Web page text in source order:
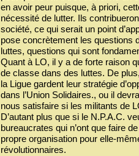
en avoir peur puisque, à priori,
nécessité de lutter. Ils
société, ce qui serait un point
pose concrètement les questions
luttes, questions qui sont
Quant à LO, il y a de forte raison
de classe dans des luttes. De
la Ligue gardent leur stratégie
dans l’Union Solidaires., ou il
nous satisfaire si les militants de
D’autant plus que si le N.P.A.C.
bureaucrates qui n’ont que faire
propre organisation pour elle-
révolutionnaires.